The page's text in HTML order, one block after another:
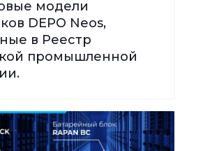
модели
DEPO Neos,
в Реестр
промышленной